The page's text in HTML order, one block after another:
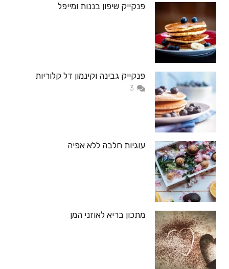
פנקייק שיפון בננות ומייפל
פנקייק גבינה וקינמון דל קלוריות
3תגובות
עוגיות חלבה ללא אפיה
מתכון בריא לאוזני המן